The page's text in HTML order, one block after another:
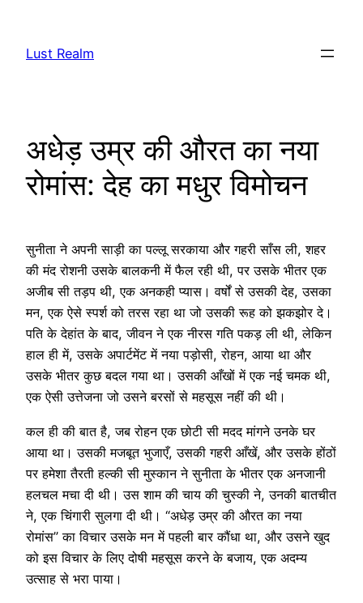
content
Lust Realm
अधेड़ उम्र की औरत का नया
रोमांस: देह का मधुर विमोचन
सुनीता ने अपनी साड़ी का पल्लू सरकाया और गहरी साँस ली, शहर
की मंद रोशनी उसके बालकनी में फैल रही थी, पर उसके भीतर एक
अजीब सी तड़प थी, एक अनकही प्यास। वर्षों से उसकी देह, उसका
मन, एक ऐसे स्पर्श को तरस रहा था जो उसकी रूह को झकझोर दे।
पति के देहांत के बाद, जीवन ने एक नीरस गति पकड़ ली थी, लेकिन
हाल ही में, उसके अपार्टमेंट में नया पड़ोसी, रोहन, आया था और
उसके भीतर कुछ बदल गया था। उसकी आँखों में एक नई चमक थी,
एक ऐसी उत्तेजना जो उसने बरसों से महसूस नहीं की थी।
कल ही की बात है, जब रोहन एक छोटी सी मदद मांगने उनके घर
आया था। उसकी मजबूत भुजाएँ, उसकी गहरी आँखें, और उसके होंठों
पर हमेशा तैरती हल्की सी मुस्कान ने सुनीता के भीतर एक अनजानी
हलचल मचा दी थी। उस शाम की चाय की चुस्की ने, उनकी बातचीत
ने, एक चिंगारी सुलगा दी थी। “अधेड़ उम्र की औरत का नया
रोमांस” का विचार उसके मन में पहली बार कौंधा था, और उसने खुद
को इस विचार के लिए दोषी महसूस करने के बजाय, एक अदम्य
उत्साह से भरा पाया।